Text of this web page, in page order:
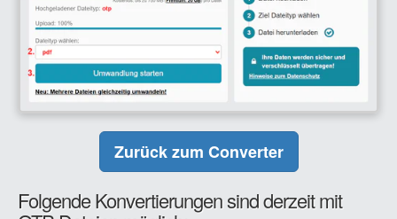
Zurück zum Converter
Folgende Konvertierungen sind derzeit mit